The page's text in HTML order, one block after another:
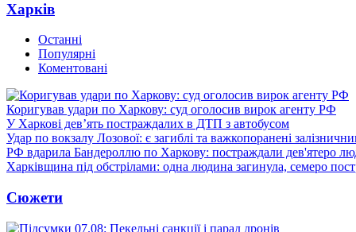
Харків
Останні
Популярні
Коментовані
Коригував удари по Харкову: суд оголосив вирок агенту РФ
У Харкові дев’ять постраждалих в ДТП з автобусом
Удар по вокзалу Лозової: є загиблі та важкопоранені
РФ вдарила Бандероллю по Харкову: постраждали дев'ятеро
Харківщина під обстрілами: одна людина загинула, семеро
Сюжети